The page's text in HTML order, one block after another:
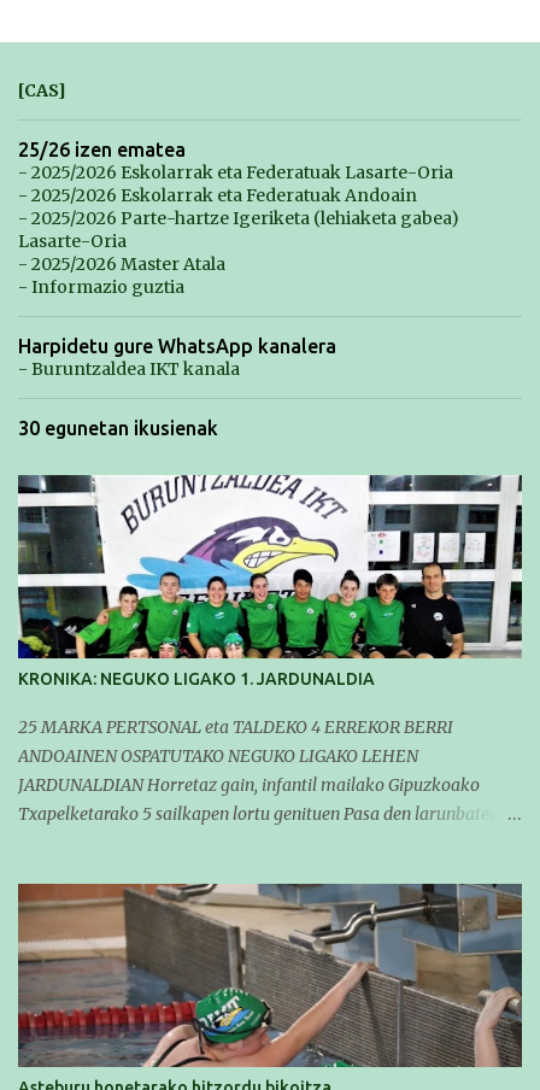
[CAS]
25/26 izen ematea
- 2025/2026 Eskolarrak eta Federatuak Lasarte-Oria
- 2025/2026 Eskolarrak eta Federatuak Andoain
- 2025/2026 Parte-hartze Igeriketa (lehiaketa gabea)
Lasarte-Oria
- 2025/2026 Master Atala
- Informazio guztia
Harpidetu gure WhatsApp kanalera
- Buruntzaldea IKT kanala
30 egunetan ikusienak
KRONIKA: NEGUKO LIGAKO 1. JARDUNALDIA
25 MARKA PERTSONAL eta TALDEKO 4 ERREKOR BERRI
ANDOAINEN OSPATUTAKO NEGUKO LIGAKO LEHEN
JARDUNALDIAN Horretaz gain, infantil mailako Gipuzkoako
Txapelketarako 5 sailkapen lortu genituen Pasa den larunbatean
hartzen. Bertan gure taldeko 16 igerilari aritu ziren. Denboraldiari
hasera ona eman zioten gue taldekideek. Ohikoa den bezela, garai
honetan entrenamendua da jardueraren funtsa eta hori alde
batera utzi gabe ekin zioten beti gogotsu hartzen duten
denboraldiko lehen jardunaldiari. Entrenamenduan buru belarri
sartuta gauden arren, gure taldekideek marka pertsonal ugari
egitea lortu zuten (25) eta zenbait taldeko errekor berri erdiestea